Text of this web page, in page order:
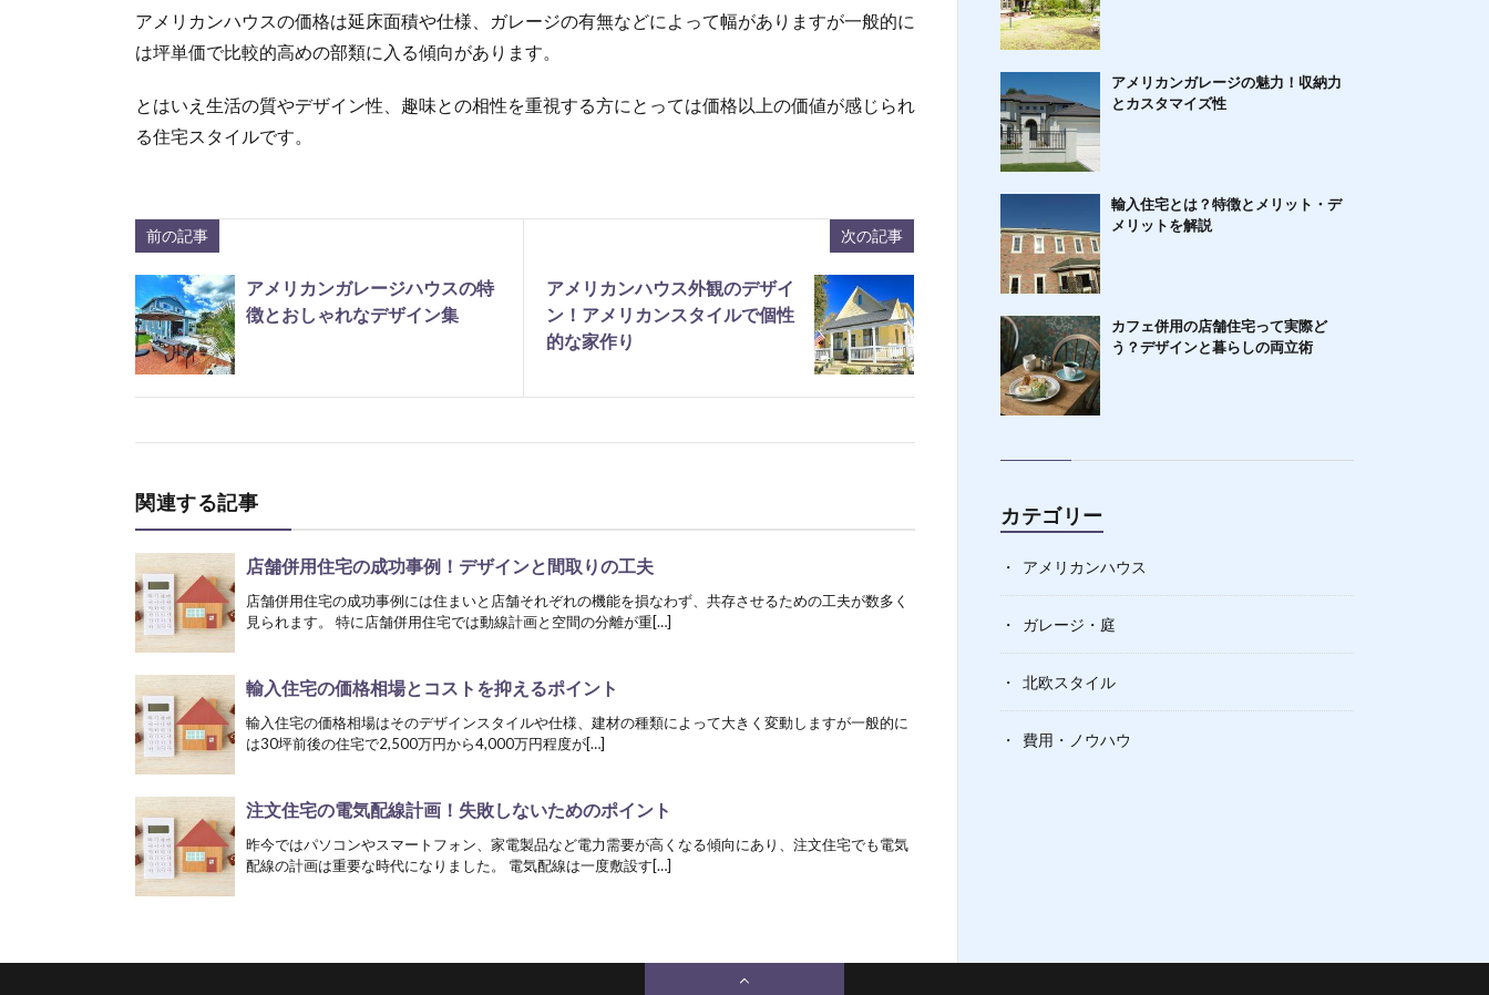
アメリカンハウスの価格は延床面積や仕様、ガレージの有無などによって幅がありますが一般的に
は坪単価で比較的高めの部類に入る傾向があります。
とはいえ生活の質やデザイン性、趣味との相性を重視する方にとっては価格以上の価値が感じられ
る住宅スタイルです。
前の記事
アメリカンガレージハウスの特
徴とおしゃれなデザイン集
次の記事
アメリカンハウス外観のデザイ
ン！アメリカンスタイルで個性
的な家作り
関連する記事
店舗併用住宅の成功事例！デザインと間取りの工夫
店舗併用住宅の成功事例には住まいと店舗それぞれの機能を損なわず、共存させるための工夫が数多く
見られます。 特に店舗併用住宅では動線計画と空間の分離が重[…]
輸入住宅の価格相場とコストを抑えるポイント
輸入住宅の価格相場はそのデザインスタイルや仕様、建材の種類によって大きく変動しますが一般的に
は30坪前後の住宅で2,500万円から4,000万円程度が[…]
注文住宅の電気配線計画！失敗しないためのポイント
昨今ではパソコンやスマートフォン、家電製品など電力需要が高くなる傾向にあり、注文住宅でも電気
配線の計画は重要な時代になりました。 電気配線は一度敷設す[…]
アメリカンガレージの魅力！収納力
とカスタマイズ性
輸入住宅とは？特徴とメリット・デ
メリットを解説
カフェ併用の店舗住宅って実際ど
う？デザインと暮らしの両立術
カテゴリー
アメリカンハウス
ガレージ・庭
北欧スタイル
費用・ノウハウ